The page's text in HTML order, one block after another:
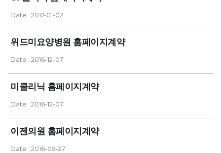
Date : 2017-01-02
위드미요양병원 홈페이지계약
Date : 2016-12-07
미클리닉 홈페이지계약
Date : 2016-12-07
이젠의원 홈페이지계약
Date : 2016-09-27